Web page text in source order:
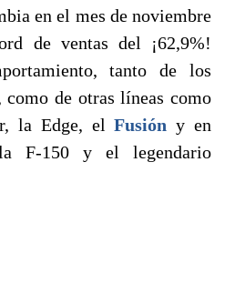
en el mes de noviembre
de ventas del ¡62,9%!
tanto de los
como de otras líneas como
la Edge, elFusión y en
F-150 y el legendario